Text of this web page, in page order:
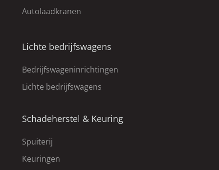
Autolaadkranen
Lichte bedrijfswagens
Bedrijfswageninrichtingen
Lichte bedrijfswagens
Schadeherstel & Keuring
Spuiterij
Keuringen